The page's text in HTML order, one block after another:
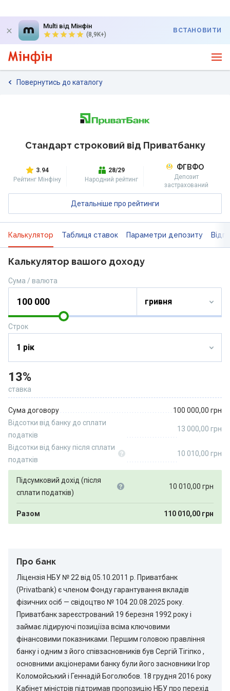
Multi від Мінфін
(8,9K+)
ВСТАНОВИТИ
Повернутись до каталогу
Стандарт строковий від Приватбанку
Рейтинг Мінфіну
3.94
Народний рейтинг
28/29 ФГВФО
Депозит
застрахований
Детальніше про рейтинги
Калькулятор Таблиця ставок Параметри депозиту
Калькулятор вашого доходу
Сума / валюта
Строк
13%
ставка
Сума договору 100 000,00 грн
Відсотки від банку до сплати
податків
13 000,00 грн
Відсотки від банку після сплати
податків
10 010,00 грн
Підсумковий дохід (після
сплати податків)
10 010,00 грн
Разом 110 010,00 грн
Про банк
Ліцензія НБУ № 22 від 05.10.2011 р. Приватбанк
(Privatbank) є членом Фонду гарантування вкладів
фізичних осіб — свідоцтво № 104 20.08.2025 року.
Приватбанк зареєстрований 19 березня 1992 року і
займає лідируючі позиціїза всіма ключовими
фінансовими показниками. Першим головою правління
банку і одним з його співзасновників був Сергій Тігіпко ,
основними акціонерами банку були його засновники Ігор
Коломойський і Геннадій Боголюбов. 18 грудня 2016 року
Кабінет міністрів підтримав пропозицію НБУ про перехід